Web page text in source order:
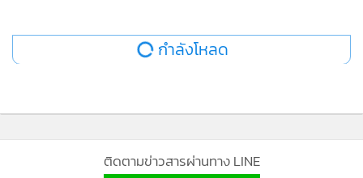
มหาวิทยาลัยและสถาบันการศึกษาของไทย เพื่อสร้างบุคลากรรุ่น
ใหม่ที่ตอบโจทย์อุตสาหกรรมอนาคต ซึ่งจะเป็นประโยชน์โดยตรง
ช่วงท้ายของการหารือ นายกรัฐมนตรี ยังยืนยันความมุ่งมั่นของ
รัฐบาลในการสร้างสภาพแวดล้อมที่เอื้อต่อการลงทุน พร้อมเดิน
กำลังโหลด
ติดตามข่าวสารผ่านทาง LINE